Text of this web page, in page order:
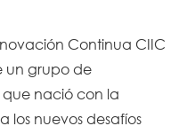
Continua CIIC
un grupo de
nació con la
los nuevos desafíos